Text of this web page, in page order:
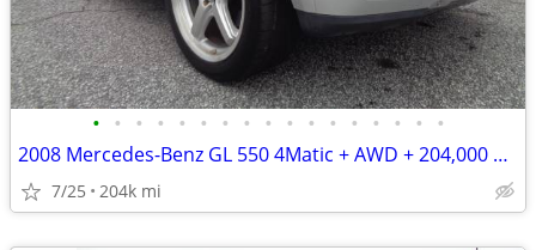
• • • • • • • • • • • • • • • • •
2008 Mercedes-Benz GL 550 4Matic + AWD + 204,000 Miles
7/25 204k mi